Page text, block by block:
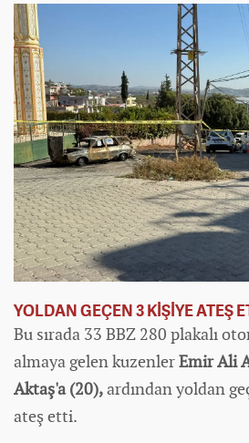
YOLDAN GEÇEN 3 KİŞİYE ATEŞ
Bu sırada 33 BBZ 280 plakalı
almaya gelen kuzenlerEmir Ali
Aktaş'a (20),ardından yoldan
ateş etti.